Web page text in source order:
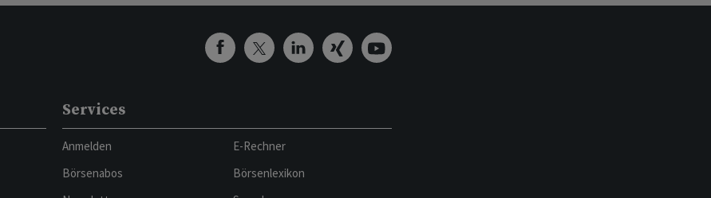
Services
Anmelden
Börsenabos
E-Rechner
Börsenlexikon